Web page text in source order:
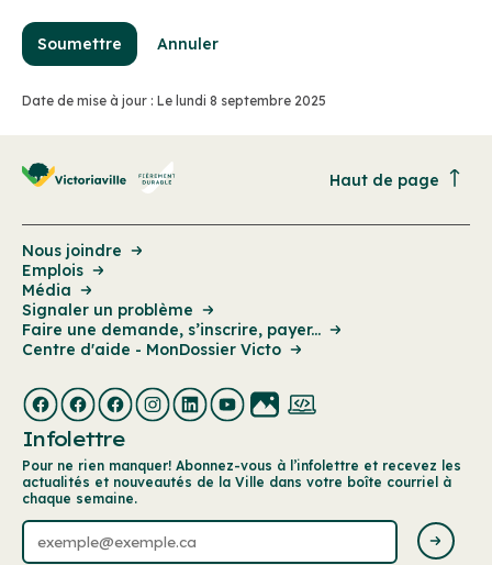
Lundi au jeudi : 8 h 30 à 16 h 30
Vendredi : 8 h 30 à 15 h 30
Samedi et dimanche : Fermé
Soumettre Annuler
Date de mise à jour : Le lundi 8 septembre 2025
Haut de page
Nous joindre
Emplois
Média
Signaler un problème
Faire une demande, s’inscrire, payer...
Centre d'aide - MonDossier Victo
Infolettre
Pour ne rien manquer! Abonnez-vous à l’infolettre et recevez les
actualités et nouveautés de la Ville dans votre boîte courriel à
chaque semaine.